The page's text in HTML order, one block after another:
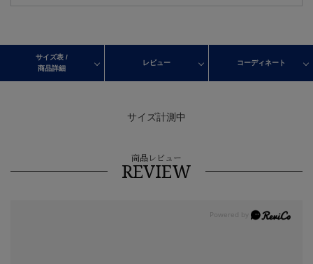
サイズ表 /
商品詳細
レビュー コーディネート
サイズ計測中
商品レビュー
REVIEW